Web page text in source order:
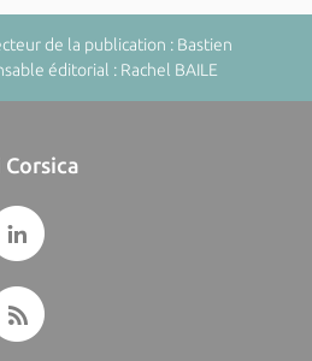
de la publication : Bastien
éditorial : Rachel BAILE